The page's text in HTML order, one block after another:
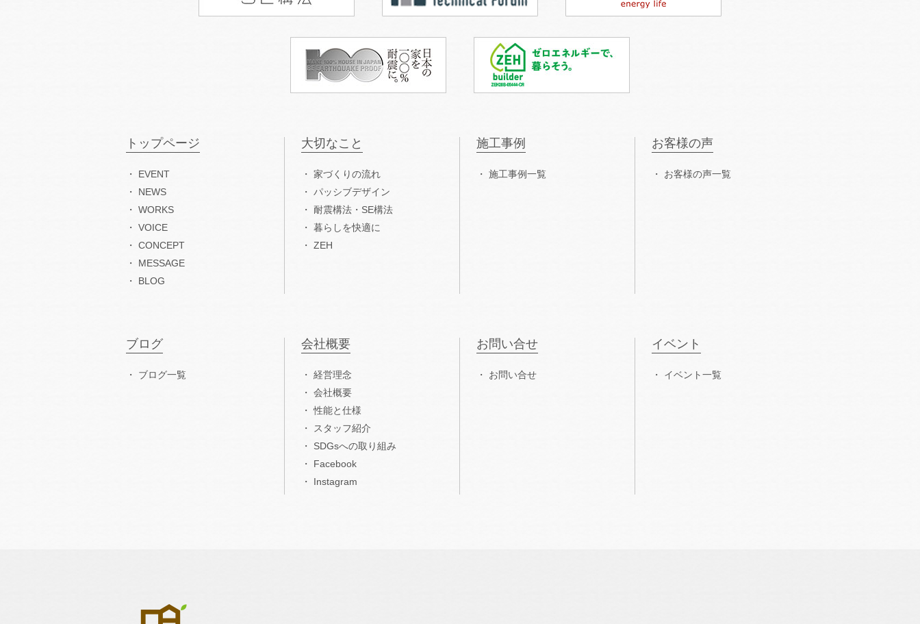
トップページ
EVENT
NEWS
WORKS
VOICE
CONCEPT
MESSAGE
BLOG
大切なこと
家づくりの流れ
パッシブデザイン
耐震構法・SE構法
暮らしを快適に
ZEH
施工事例
施工事例一覧
お客様の声
お客様の声一覧
ブログ
ブログ一覧
会社概要
経営理念
会社概要
性能と仕様
スタッフ紹介
SDGsへの取り組み
Facebook
Instagram
お問い合せ
お問い合せ
イベント
イベント一覧